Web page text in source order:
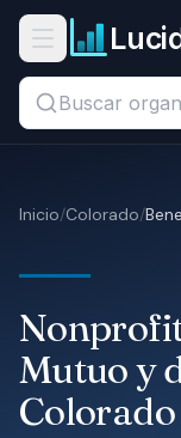
Ir al contenido
Abrir menú de
Buscar títulos,
Estados
Sectores
Inicio/Colorado/
Mutuo y
Colorado